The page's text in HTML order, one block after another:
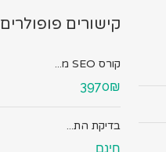
קישורים פופולרים
קורס SEO מ...
3970₪
בדיקת הת...
חינם